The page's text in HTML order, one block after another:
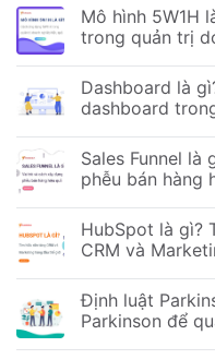
Mô hình 5W1H
trong quản trị
Dashboard là
dashboard
Sales Funnel là
phễu bán hàng
HubSpot là gì?
CRM và
Định luật
Parkinson để